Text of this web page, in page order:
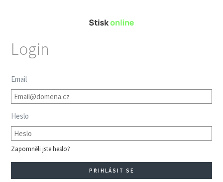
Login
Email
Heslo
Zapomněli jste heslo?